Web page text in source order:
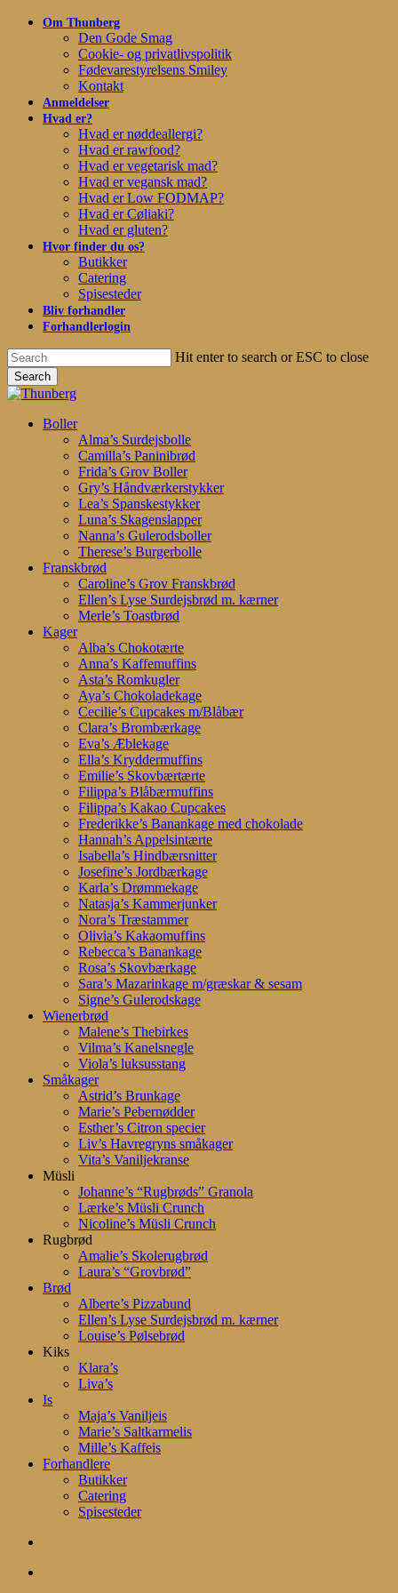
Skip
Om Thunberg
Den Gode Smag
Cookie- og privatlivspolitik
Fødevarestyrelsens Smiley
Kontakt
Anmeldelser
Hvad er?
Hvad er nøddeallergi?
Hvad er rawfood?
Hvad er vegetarisk mad?
Hvad er vegansk mad?
Hvad er Low FODMAP?
Hvad er Cøliaki?
Hvad er gluten?
Hvor finder du os?
Butikker
Catering
Spisesteder
Bliv forhandler
Forhandlerlogin
Hit enter to search or ESC to close
Search
Close
search
account
Menu
Boller
Alma’s Surdejsbolle
Camilla’s Paninibrød
Frida’s Grov Boller
Gry’s Håndværkerstykker
Lea’s Spanskestykker
Luna’s Skagenslapper
Nanna’s Gulerodsboller
Therese’s Burgerbolle
Franskbrød
Caroline’s Grov Franskbrød
Ellen’s Lyse Surdejsbrød m. kærner
Merle’s Toastbrød
Kager
Alba’s Chokotærte
Anna’s Kaffemuffins
Asta’s Romkugler
Aya’s Chokoladekage
Cecilie’s Cupcakes m/Blåbær
Clara’s Brombærkage
Eva’s Æblekage
Ella’s Kryddermuffins
Emilie’s Skovbærtærte
Filippa’s Blåbærmuffins
Filippa’s Kakao Cupcakes
Frederikke’s Banankage med chokolade
Hannah’s Appelsintærte
Isabella’s Hindbærsnitter
Josefine’s Jordbærkage
Karla’s Drømmekage
Natasja’s Kammerjunker
Nora’s Træstammer
Olivia’s Kakaomuffins
Rebecca’s Banankage
Rosa’s Skovbærkage
Sara’s Mazarinkage m/græskar & sesam
Signe’s Gulerodskage
Wienerbrød
Malene’s Thebirkes
Vilma’s Kanelsnegle
Viola’s luksusstang
Småkager
Astrid’s Brunkage
Marie’s Pebernødder
Esther’s Citron specier
Liv’s Havregryns småkager
Vita’s Vaniljekranse
Müsli
Johanne’s “Rugbrøds” Granola
Lærke’s Müsli Crunch
Nicoline’s Müsli Crunch
Rugbrød
Amalie’s Skolerugbrød
Laura’s “Grovbrød”
Brød
Alberte’s Pizzabund
Ellen’s Lyse Surdejsbrød m. kærner
Louise’s Pølsebrød
Kiks
Klara’s
Liva’s
Is
Maja’s Vaniljeis
Marie’s Saltkarmelis
Mille’s Kaffeis
Forhandlere
Butikker
Catering
Spisesteder